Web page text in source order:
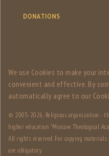
DONATIONS
We use Сookies to make your
convenient and effective. By
automatically agree to our
© 2005-2026, Religious organization -
higher education "Moscow Theological
All rights reserved. For copying
are obligatory.